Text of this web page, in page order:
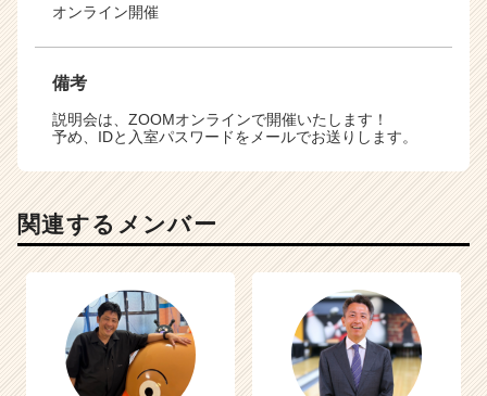
オンライン開催
備考
説明会は、ZOOMオンラインで開催いたします！
予め、IDと入室パスワードをメールでお送りします。
関連するメンバー